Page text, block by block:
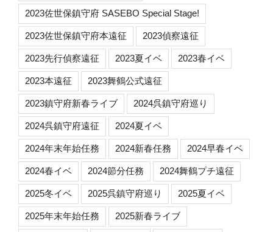
2023佐世保鎮守府 SASEBO Special Stage!
2023佐世保鎮守府本遠征 2023偵察遠征
2023先行偵察遠征 2023夏イベ 2023春イベ
2023本遠征 2023舞鶴公式遠征
2023鎮守府新春ライブ 2024呉鎮守府巡り
2024呉鎮守府遠征 2024夏イベ
2024年末年始任務 2024新春任務 2024早春イベ
2024春イベ 2024節分任務 2024舞鶴プチ遠征
2025冬イベ 2025呉鎮守府巡り 2025夏イベ
2025年末年始任務 2025新春ライブ